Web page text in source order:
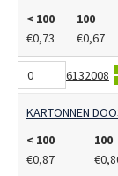
< 100
100
€0,73
€0,67
6132008
KARTONNEN
< 100
100
€0,87